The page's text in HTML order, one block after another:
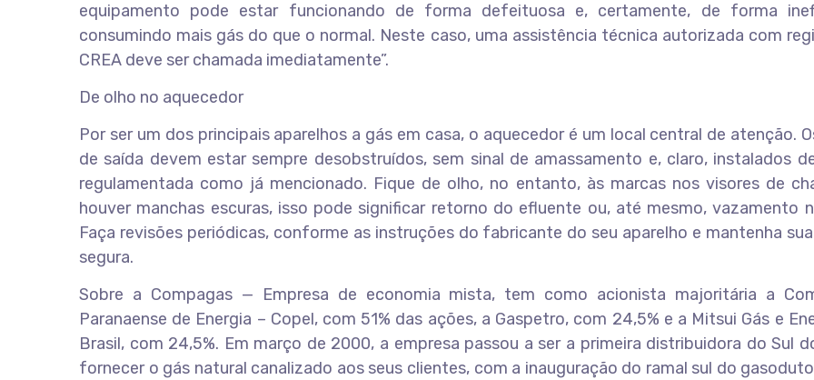
equipamento pode estar funcionando de forma defeituosa e, certamente, de forma
consumindo mais gás do que o normal. Neste caso, uma assistência técnica autorizada com
CREA deve ser chamada imediatamente”.
De olho no aquecedor
Por ser um dos principais aparelhos a gás em casa, o aquecedor é um local central de atenção.
de saída devem estar sempre desobstruídos, sem sinal de amassamento e, claro, instalados
regulamentada como já mencionado. Fique de olho, no entanto, às marcas nos visores de
houver manchas escuras, isso pode significar retorno do efluente ou, até mesmo, vazamento
Faça revisões periódicas, conforme as instruções do fabricante do seu aparelho e mantenha
segura.
Sobre a Compagas — Empresa de economia mista, tem como acionista majoritária a
Paranaense de Energia – Copel, com 51% das ações, a Gaspetro, com 24,5% e a Mitsui Gás e
Brasil, com 24,5%. Em março de 2000, a empresa passou a ser a primeira distribuidora do Sul
fornecer o gás natural canalizado aos seus clientes, com a inauguração do ramal sul do